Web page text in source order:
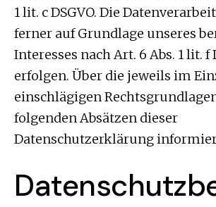
1 lit. c DSGVO. Die
ferner auf Grundlage unseres
Interesses nach Art. 6 Abs. 1 lit. f
erfolgen. Über die jeweils im
einschlägigen
folgenden Absätzen dieser
Datenschutzerklärung